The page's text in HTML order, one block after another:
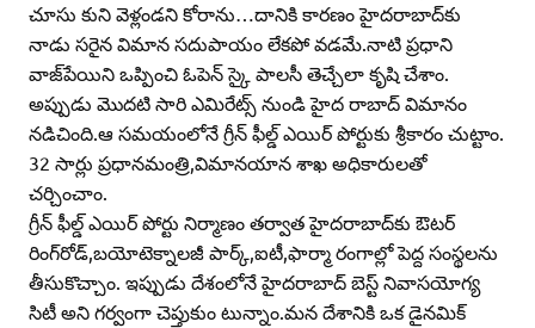
చూసు కుని వెళ్లండని కోరాను…దానికి కారణం హైదరాబాద్‌కు
నాడు సరైన విమాన సదుపాయం లేకపో వడమే.నాటి ప్రధాని
వాజ్‌పేయిని ఒప్పించి ఓపెన్‌ స్కై పాలసీ తెచ్చేలా కృషి చేశాం.
అప్పుడు మొదటి సారి ఎమిరేట్స్‌ నుండి హైద రాబాద్‌ విమానం
నడిచింది.ఆ సమయంలోనే గ్రీన్‌ ఫీల్డ్‌ ఎయిర్‌ పోర్టుకు శ్రీకారం చుట్టాం.
32 సార్లు ప్రధానమంత్రి,విమానయాన శాఖ అధికారులతో
చర్చించాం.
గ్రీన్‌ ఫీల్డ్‌ ఎయిర్‌ పోర్టు నిర్మాణం తర్వాత హైదరాబాద్‌కు ఔటర్‌
రింగ్‌రోడ్‌,బయోటెక్నాలజీ పార్క్‌,ఐటీ,ఫార్మా రంగాల్లో పెద్ద సంస్థలను
తీసుకొచ్చాం. ఇప్పుడు దేశంలోనే హైదరాబాద్‌ బెస్ట్‌ నివాసయోగ్య
సిటీ అని గర్వంగా చెప్తుకుం టున్నాం.మన దేశానికి ఒక డైనమిక్‌